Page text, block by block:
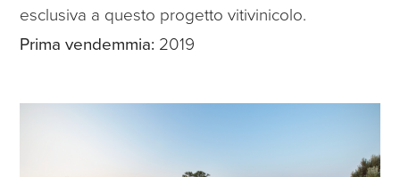
esclusiva a questo progetto vitivinicolo.
Prima vendemmia: 2019